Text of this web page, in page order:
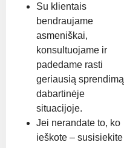
Su klientais
bendraujame
asmeniškai,
konsultuojame ir
padedame rasti
geriausią sprendimą
dabartinėje
situacijoje.
Jei nerandate to, ko
ieškote – susisiekite